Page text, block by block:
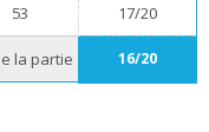
53 17/20
la partie 16/20